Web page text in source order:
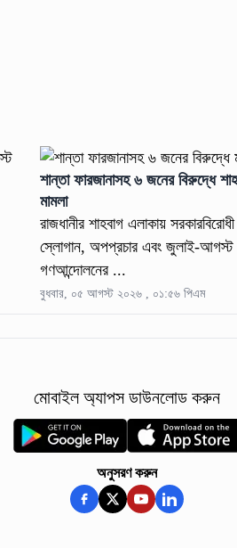
শান্তা ফারজানাসহ ৬ জনের বিরুদ্ধে
মামলা
রাজধানীর শাহবাগ এলাকায়
স্লোগান, অপপ্রচার এবং জুলাই-আগস্ট
গণআন্দোলনের ...
বুধবার, ০৫ আগস্ট ২০২৬ , ০১:৫৬ পিএম
মোবাইল অ্যাপস ডাউনলোড করুন
অনুসরণ করুন